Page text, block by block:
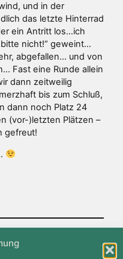
und in der
das letzte Hinterrad
ein Antritt los…ich
nicht!“ geweint…
abgefallen… und von
Fast eine Runde allein
dann zeitweilig
bis zum Schluß,
dann noch Platz 24
(vor-)letzten Plätzen –
gefreut!